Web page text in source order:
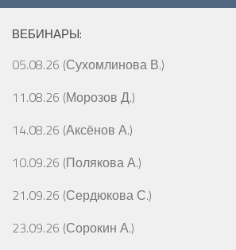
ВЕБИНАРЫ:
05.08.26 (Сухомлинова В.)
11.08.26 (Морозов Д.)
14.08.26 (Аксёнов А.)
10.09.26 (Полякова А.)
21.09.26 (Сердюкова С.)
23.09.26 (Сорокин А.)